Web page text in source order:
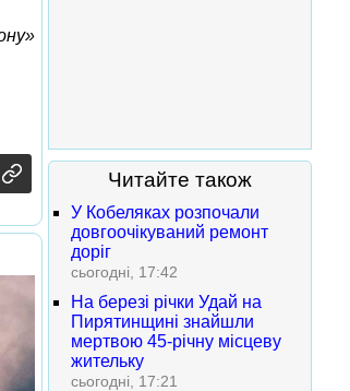
Читайте також
У Кобеляках розпочали
довгоочікуваний ремонт
доріг
сьогодні, 17:42
На березі річки Удай на
Пирятинщині знайшли
мертвою 45-річну місцеву
жительку
сьогодні, 17:21